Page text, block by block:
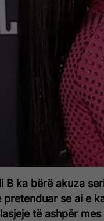
B ka bërë akuza
pretenduar se ai e
të ashpër